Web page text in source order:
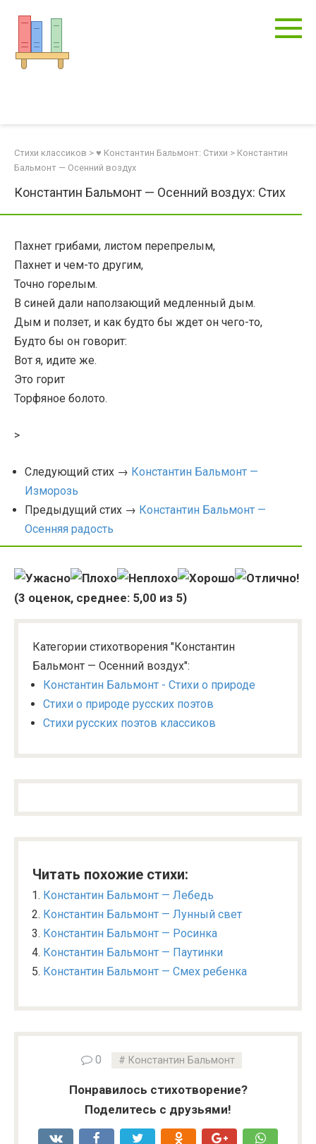
контенту
Стихи классиков > ♥ Константин Бальмонт: Стихи > Константин
Бальмонт — Осенний воздух
Константин Бальмонт — Осенний воздух: Стих
Пахнет грибами, листом перепрелым,
Пахнет и чем-то другим,
Точно горелым.
В синей дали наползающий медленный дым.
Дым и ползет, и как будто бы ждет он чего-то,
Будто бы он говорит:
Вот я, идите же.
Это горит
Торфяное болото.
>
Следующий стих → Константин Бальмонт —
Изморозь
Предыдущий стих → Константин Бальмонт —
Осенняя радость
(3 оценок, среднее: 5,00 из 5)
Категории стихотворения "Константин
Бальмонт — Осенний воздух":
Константин Бальмонт - Стихи о природе
Стихи о природе русских поэтов
Стихи русских поэтов классиков
Читать похожие стихи:
Константин Бальмонт — Лебедь
Константин Бальмонт — Лунный свет
Константин Бальмонт — Росинка
Константин Бальмонт — Паутинки
Константин Бальмонт — Смех ребенка
0 Константин Бальмонт
Понравилось стихотворение?
Поделитесь с друзьями!